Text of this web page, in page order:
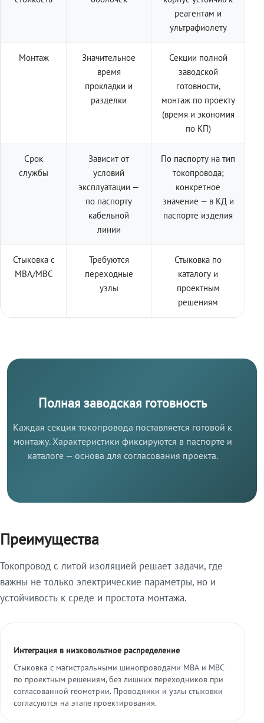
реагентам и
ультрафиолету
Монтаж
Значительное
время
прокладки и
разделки
Секции полной
заводской
готовности,
монтаж по проекту
(время и экономия
по КП)
Срок
службы
Зависит от
условий
эксплуатации —
по паспорту
кабельной
линии
По паспорту на тип
токопровода;
конкретное
значение — в КД и
паспорте изделия
Стыковка с
МВА/МВС
Требуются
переходные
узлы
Стыковка по
каталогу и
проектным
решениям
Полная заводская готовность
Каждая секция токопровода поставляется готовой к
монтажу. Характеристики фиксируются в паспорте и
каталоге — основа для согласования проекта.
Преимущества
Токопровод с литой изоляцией решает задачи, где
важны не только электрические параметры, но и
устойчивость к среде и простота монтажа.
Интеграция в низковольтное распределение
Стыковка с магистральными шинопроводами МВА и МВС
по проектным решениям, без лишних переходников при
согласованной геометрии. Проводники и узлы стыковки
согласуются на этапе проектирования.